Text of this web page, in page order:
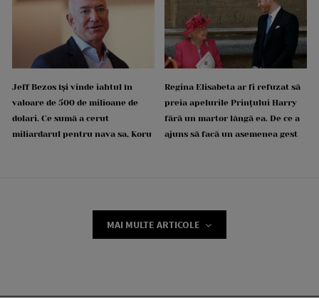
Jeff Bezos își vinde iahtul în
valoare de 500 de milioane de
dolari. Ce sumă a cerut
miliardarul pentru nava sa, Koru
Regina Elisabeta ar fi refuzat să
preia apelurile Prințului Harry
fără un martor lângă ea. De ce a
ajuns să facă un asemenea gest
MAI MULTE ARTICOLE